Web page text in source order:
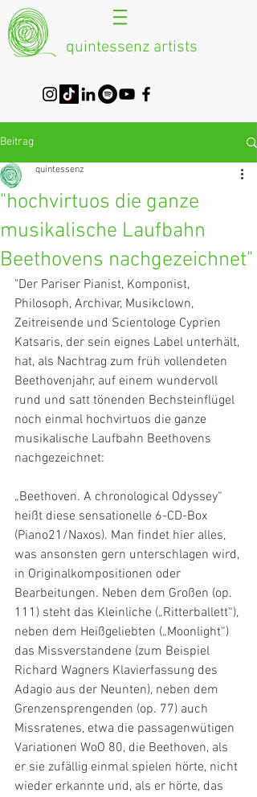
quintessenz artists
Beitrag
"hochvirtuos die ganze
musikalische Laufbahn
Beethovens nachgezeichnet"
quintessenz
"Der Pariser Pianist, Komponist,
Philosoph, Archivar, Musikclown,
Zeitreisende und Scientologe Cyprien
Katsaris, der sein eignes Label unterhält,
hat, als Nachtrag zum früh vollendeten
Beethovenjahr, auf einem wundervoll
rund und satt tönenden Bechsteinflügel
noch einmal hochvirtuos die ganze
musikalische Laufbahn Beethovens
nachgezeichnet:
„Beethoven. A chronological Odyssey“
heißt diese sensationelle 6-CD-Box
(Piano21/Naxos). Man findet hier alles,
was ansonsten gern unterschlagen wird,
in Originalkompositionen oder
Bearbeitungen. Neben dem Großen (op.
111) steht das Kleinliche („Ritterballett“),
neben dem Heißgeliebten („Moonlight“)
das Missverstandene (zum Beispiel
Richard Wagners Klavierfassung des
Adagio aus der Neunten), neben dem
Grenzensprengenden (op. 77) auch
Missratenes, etwa die passagenwütigen
Variationen WoO 80, die Beethoven, als
er sie zufällig einmal spielen hörte, nicht
wieder erkannte und, als er hörte, das